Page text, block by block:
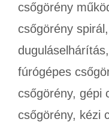
csőgörény
csőgörény spirál ,
duguláselhárítás,
fúrógépes
csőgörény, gépi
csőgörény, kézi